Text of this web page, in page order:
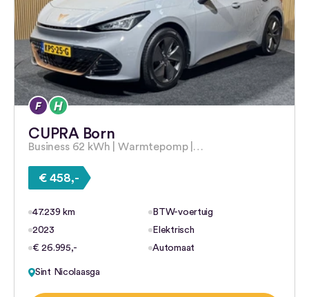
CUPRA Born
Business 62 kWh | Warmtepomp |…
€ 458,-
47.239 km
BTW-voertuig
2023
Elektrisch
€ 26.995,-
Automaat
Sint Nicolaasga